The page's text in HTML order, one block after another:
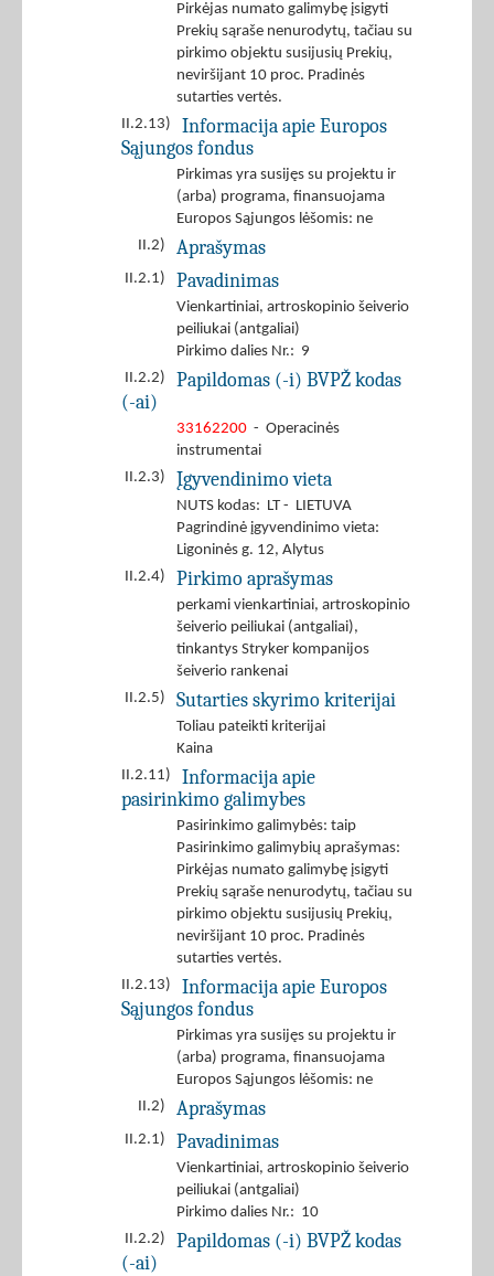
Pirkėjas numato galimybę įsigyti
Prekių sąraše nenurodytų, tačiau su
pirkimo objektu susijusių Prekių,
neviršijant 10 proc. Pradinės
sutarties vertės.
II.2.13)
Informacija apie Europos
Sąjungos fondus
Pirkimas yra susijęs su projektu ir
(arba) programa, finansuojama
Europos Sąjungos lėšomis: ne
II.2)
Aprašymas
II.2.1) Pavadinimas
Vienkartiniai, artroskopinio šeiverio
peiliukai (antgaliai)
Pirkimo dalies Nr.: 9
II.2.2)
Papildomas (-i) BVPŽ kodas
(-ai)
33162200 - Operacinės
instrumentai
II.2.3)
Įgyvendinimo vieta
NUTS kodas: LT - LIETUVA
Pagrindinė įgyvendinimo vieta:
Ligoninės g. 12, Alytus
II.2.4)
Pirkimo aprašymas
perkami vienkartiniai, artroskopinio
šeiverio peiliukai (antgaliai),
tinkantys Stryker kompanijos
šeiverio rankenai
II.2.5)
Sutarties skyrimo kriterijai
Toliau pateikti kriterijai
Kaina
II.2.11)
Informacija apie
pasirinkimo galimybes
Pasirinkimo galimybės: taip
Pasirinkimo galimybių aprašymas:
Pirkėjas numato galimybę įsigyti
Prekių sąraše nenurodytų, tačiau su
pirkimo objektu susijusių Prekių,
neviršijant 10 proc. Pradinės
sutarties vertės.
II.2.13)
Informacija apie Europos
Sąjungos fondus
Pirkimas yra susijęs su projektu ir
(arba) programa, finansuojama
Europos Sąjungos lėšomis: ne
II.2)
Aprašymas
II.2.1) Pavadinimas
Vienkartiniai, artroskopinio šeiverio
peiliukai (antgaliai)
Pirkimo dalies Nr.: 10
II.2.2)
Papildomas (-i) BVPŽ kodas
(-ai)